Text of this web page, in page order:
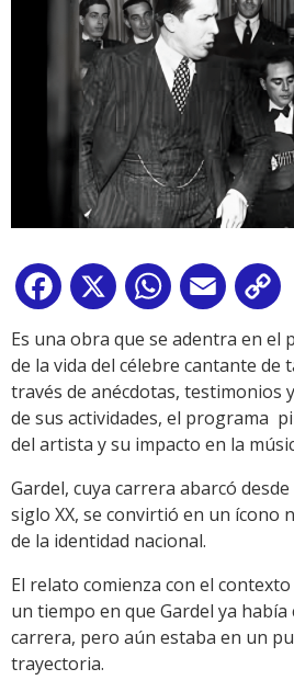
Facebook
X WhatsApp
Email
Es una obra que se adentra en el
de la vida del célebre cantante de
través de anécdotas, testimonios
de sus actividades, el programa
del artista y su impacto en la
Gardel, cuya carrera abarcó
siglo XX, se convirtió en un ícono
de la identidad nacional.
El relato comienza con el contexto
un tiempo en que Gardel ya había
carrera, pero aún estaba en un
trayectoria.